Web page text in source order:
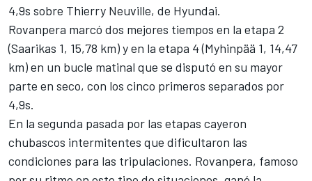
4,9s sobre Thierry Neuville, de Hyundai.
Rovanpera marcó dos mejores tiempos en la etapa 2
(Saarikas 1, 15,78 km) y en la etapa 4 (Myhinpää 1, 14,47
km) en un bucle matinal que se disputó en su mayor
parte en seco, con los cinco primeros separados por
4,9s.
En la segunda pasada por las etapas cayeron
chubascos intermitentes que dificultaron las
condiciones para las tripulaciones. Rovanpera, famoso